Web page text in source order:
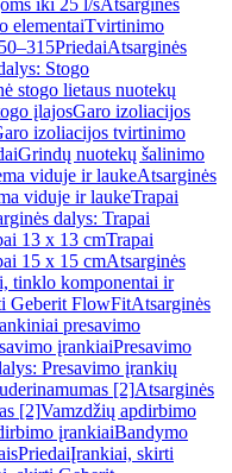
iki 25 l/sAtsarginės
elementaiTvirtinimo
PriedaiAtsarginės
Stogo
stogo lietaus nuotekų
įlajosGaro izoliacijos
izoliacijos tvirtinimo
Grindų nuotekų šalinimo
viduje ir laukeAtsarginės
viduje ir laukeTrapai
dalys: Trapai
13 x 13 cmTrapai
15 x 15 cmAtsarginės
tinklo komponentai ir
Geberit FlowFitAtsarginės
presavimo
įrankiaiPresavimo
Presavimo įrankių
[2]Atsarginės
[2]Vamzdžių apdirbimo
įrankiaiBandymo
PriedaiĮrankiai, skirti